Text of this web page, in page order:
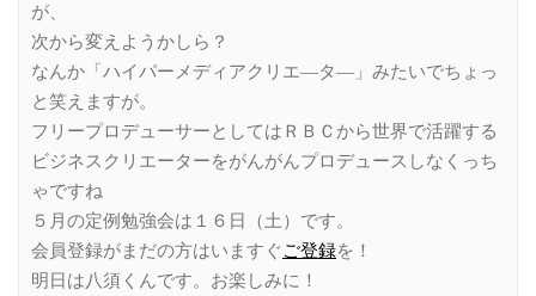
が、
次から変えようかしら？
なんか「ハイパーメディアクリエ―タ―」みたいでちょっ
と笑えますが。
フリープロデューサーとしてはＲＢＣから世界で活躍する
ビジネスクリエーターをがんがんプロデュースしなくっち
ゃですね
５月の定例勉強会は１６日（土）です。
会員登録がまだの方はいますぐご登録を！
明日は八須くんです。お楽しみに！